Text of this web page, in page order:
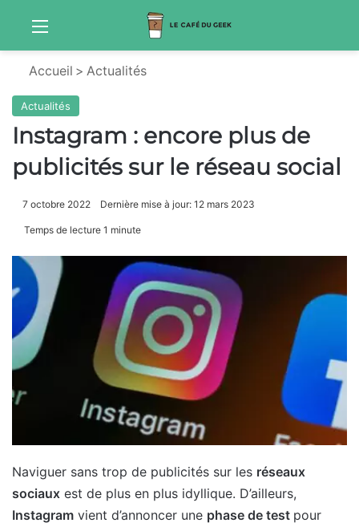
Menu
Accueil > Actualités
Actualités
Instagram : encore plus de
publicités sur le réseau social
7 octobre 2022 Dernière mise à jour: 12 mars 2023
Temps de lecture 1 minute
Naviguer sans trop de publicités sur les réseaux
sociaux est de plus en plus idyllique. D’ailleurs,
Instagram vient d’annoncer une phase de test pour